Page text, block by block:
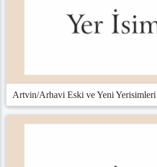
Artvin/Arhavi Eski ve Yeni Yerisimleri